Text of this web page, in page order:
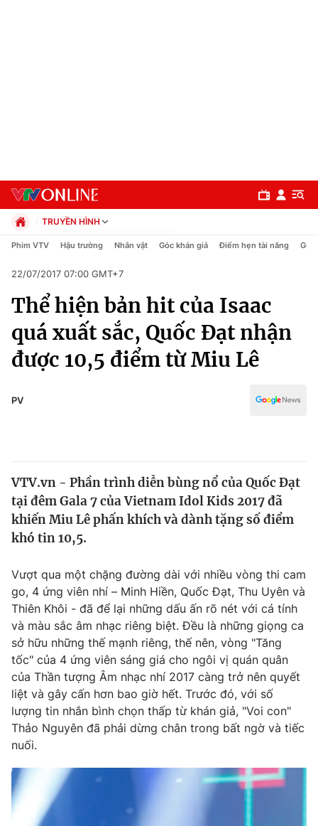
Chuyên mục
Chính trị
Xã hội
Pháp luật
Thế giới
Tin tức
Thế giới đó đây
Câu chuyện quốc tế
Kinh tế
Thị trường
Góc doanh nghiệp
Dữ liệu và đời sống
Truyền hình
Phim VTV
Hậu trường
Nhân vật
Khán giả
Giải sao mai
Giải trí
Điện ảnh
Âm nhạc
Sao
Đời sống
Du lịch
Làm đẹp
Chất lượng cuộc sống
Giáo dục
Tuyển sinh
Học trực tuyến
Công nghệ
Hitech Công nghệ tương lai
Giao lưu trực tuyến
TRUYỀN HÌNH
Chính trị
Pháp luật
Kinh tế
Thể thao
Truyền hình
Văn hóa - Giải trí
Phim VTV Hậu trường Nhân vật Góc khán giả Điểm hẹn tài năng Giải
22/07/2017 07:00 GMT+7
Thể hiện bản hit của Isaac
quá xuất sắc, Quốc Đạt nhận
được 10,5 điểm từ Miu Lê
PV
VTV.vn - Phần trình diễn bùng nổ của Quốc Đạt
tại đêm Gala 7 của Vietnam Idol Kids 2017 đã
khiến Miu Lê phấn khích và dành tặng số điểm
khó tin 10,5.
Vượt qua một chặng đường dài với nhiều vòng thi cam
go, 4 ứng viên nhí – Minh Hiền, Quốc Đạt, Thu Uyên và
Thiên Khôi - đã để lại những dấu ấn rõ nét với cá tính
và màu sắc âm nhạc riêng biệt. Đều là những giọng ca
sở hữu những thế mạnh riêng, thế nên, vòng "Tăng
tốc" của 4 ứng viên sáng giá cho ngôi vị quán quân
của Thần tượng Âm nhạc nhí 2017 càng trở nên quyết
liệt và gây cấn hơn bao giờ hết. Trước đó, với số
lượng tin nhắn bình chọn thấp từ khán giả, "Voi con"
Thảo Nguyên đã phải dừng chân trong bất ngờ và tiếc
nuối.